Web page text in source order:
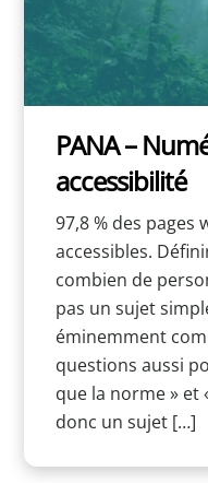
PANA –
accessibilité
97,8 % des pages
accessibles.
combien de
pas un sujet
éminemment
questions aussi
que la norme » et
donc un sujet […]